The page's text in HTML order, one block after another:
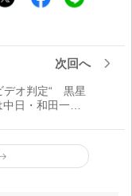
次回へ
デオ判定“ 黒星
日・和田一浩